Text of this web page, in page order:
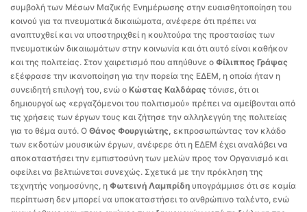
συμβολή των Μέσων Μαζικής Ενημέρωσης στην ευαισθητοποίηση του
κοινού για τα πνευματικά δικαιώματα, ανέφερε ότι πρέπει να
αναπτυχθεί και να υποστηριχθεί η κουλτούρα της προστασίας των
πνευματικών δικαιωμάτων στην κοινωνία και ότι αυτό είναι καθήκον
και της πολιτείας. Στον χαιρετισμό που απηύθυνε ο Φίλιππος Γράψας
εξέφρασε την ικανοποίηση για την πορεία της ΕΔΕΜ, η οποία ήταν η
συνειδητή επιλογή του, ενώ ο Κώστας Καλδάρας τόνισε, ότι οι
δημιουργοί ως «εργαζόμενοι του πολιτισμού» πρέπει να αμείβονται από
τις χρήσεις των έργων τους και ζήτησε την αλληλεγγύη της πολιτείας
για το θέμα αυτό. Ο Θάνος Φουργιώτης, εκπροσωπώντας τον κλάδο
των εκδοτών μουσικών έργων, ανέφερε ότι η ΕΔΕΜ έχει αναλάβει να
αποκαταστήσει την εμπιστοσύνη των μελών προς τον Οργανισμό και
οφείλει να βελτιώνεται συνεχώς. Σχετικά με την πρόκληση της
τεχνητής νοημοσύνης, η Φωτεινή Λαμπρίδη υπογράμμισε ότι σε καμία
περίπτωση δεν μπορεί να υποκαταστήσει το ανθρώπινο ταλέντο, ενώ